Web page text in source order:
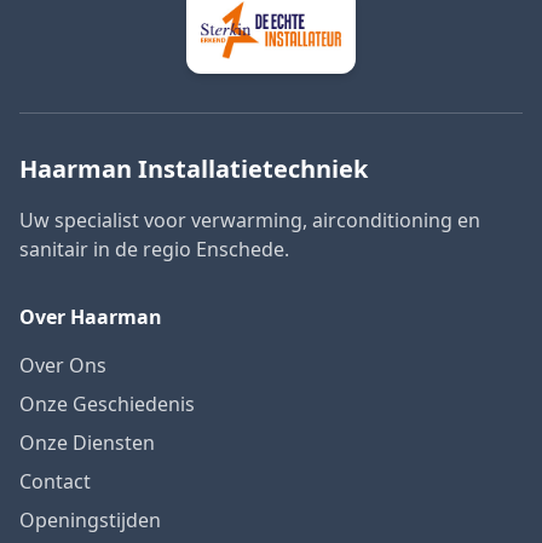
Haarman Installatietechniek
Uw specialist voor verwarming, airconditioning en
sanitair in de regio Enschede.
Over Haarman
Over Ons
Onze Geschiedenis
Onze Diensten
Contact
Openingstijden